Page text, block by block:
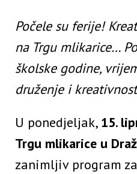
Počele su ferije!
na Trgu mlikarice…
školske godine,
druženje i
U ponedjeljak, 15.
Trgu mlikarice u
zanimljiv program